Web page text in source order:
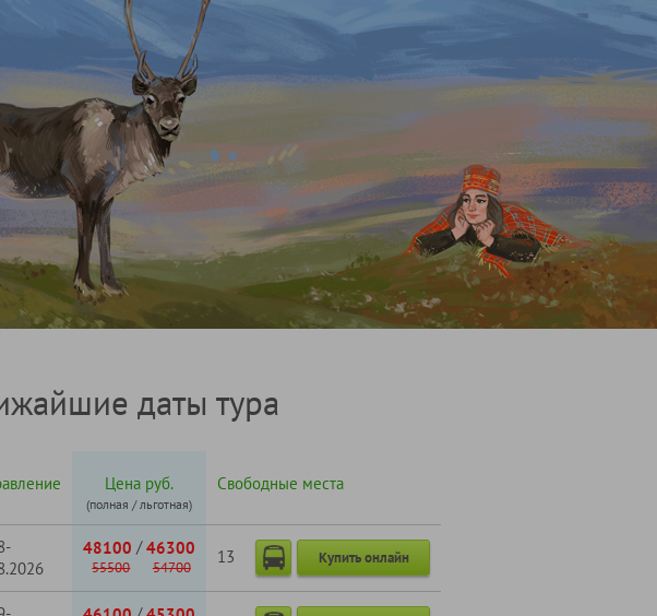
даты тура
Цена руб.
(полная / льготная)
Свободные места
48100 /46300
55500 54700
13 Купить онлайн